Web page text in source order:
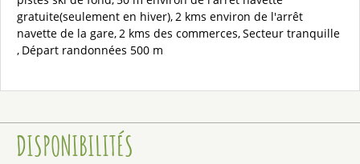
gratuite(seulement en hiver) 2 kms environ de l'arrêt
navette de la gare 2 kms des commerces Secteur tranquille
Départ randonnées 500 m
DISPONIBILITÉS